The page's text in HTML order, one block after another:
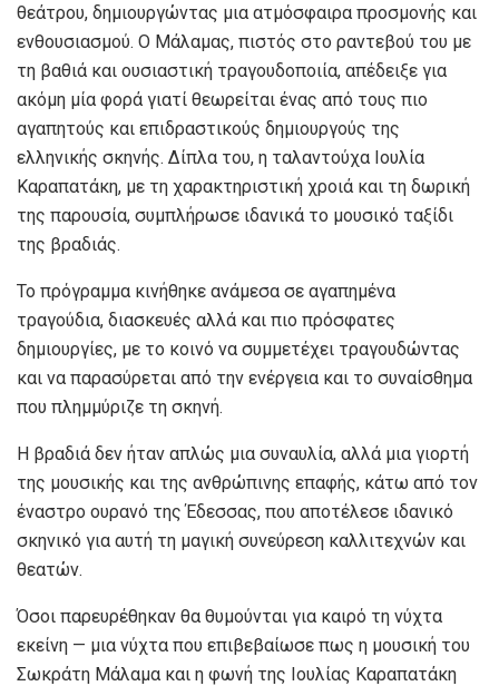
θεάτρου, δημιουργώντας μια ατμόσφαιρα προσμονής και
ενθουσιασμού. Ο Μάλαμας, πιστός στο ραντεβού του με
τη βαθιά και ουσιαστική τραγουδοποιία, απέδειξε για
ακόμη μία φορά γιατί θεωρείται ένας από τους πιο
αγαπητούς και επιδραστικούς δημιουργούς της
ελληνικής σκηνής. Δίπλα του, η ταλαντούχα Ιουλία
Καραπατάκη, με τη χαρακτηριστική χροιά και τη δωρική
της παρουσία, συμπλήρωσε ιδανικά το μουσικό ταξίδι
της βραδιάς.
Το πρόγραμμα κινήθηκε ανάμεσα σε αγαπημένα
τραγούδια, διασκευές αλλά και πιο πρόσφατες
δημιουργίες, με το κοινό να συμμετέχει τραγουδώντας
και να παρασύρεται από την ενέργεια και το συναίσθημα
που πλημμύριζε τη σκηνή.
Η βραδιά δεν ήταν απλώς μια συναυλία, αλλά μια γιορτή
της μουσικής και της ανθρώπινης επαφής, κάτω από τον
έναστρο ουρανό της Έδεσσας, που αποτέλεσε ιδανικό
σκηνικό για αυτή τη μαγική συνεύρεση καλλιτεχνών και
θεατών.
Όσοι παρευρέθηκαν θα θυμούνται για καιρό τη νύχτα
εκείνη — μια νύχτα που επιβεβαίωσε πως η μουσική του
Σωκράτη Μάλαμα και η φωνή της Ιουλίας Καραπατάκη